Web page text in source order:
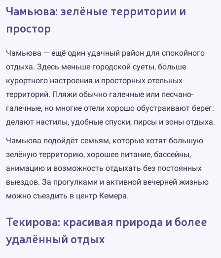
Чамьюва: зелёные территории и
простор
Чамьюва — ещё один удачный район для спокойного
отдыха. Здесь меньше городской суеты, больше
курортного настроения и просторных отельных
территорий. Пляжи обычно галечные или песчано-
галечные, но многие отели хорошо обустраивают берег:
делают настилы, удобные спуски, пирсы и зоны отдыха.
Чамьюва подойдёт семьям, которые хотят большую
зелёную территорию, хорошее питание, бассейны,
анимацию и возможность отдыхать без постоянных
выездов. За прогулками и активной вечерней жизнью
можно съездить в центр Кемера.
Текирова: красивая природа и более
удалённый отдых